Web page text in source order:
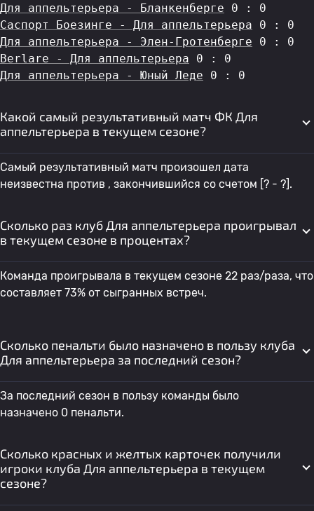
Для аппельтерьера - Бланкенберге 0 : 0
Саспорт Боезинге - Для аппельтерьера 0 : 0
Для аппельтерьера - Элен-Гротенберге 0 : 0
Berlare - Для аппельтерьера 0 : 0
Для аппельтерьера - Юный Леде 0 : 0
Какой самый результативный матч ФК Для
аппельтерьера в текущем сезоне?
Самый результативный матч произошел дата
неизвестна против , закончившийся со счетом [? - ?].
Сколько раз клуб Для аппельтерьера проигрывал
в текущем сезоне в процентах?
Команда проигрывала в текущем сезоне 22 раз/раза, что
составляет 73% от сыгранных встреч.
Сколько пенальти было назначено в пользу клуба
Для аппельтерьера за последний сезон?
За последний сезон в пользу команды было
назначено 0 пенальти.
Сколько красных и желтых карточек получили
игроки клуба Для аппельтерьера в текущем
сезоне?